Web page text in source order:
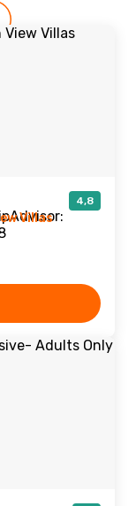
4,8
Villas